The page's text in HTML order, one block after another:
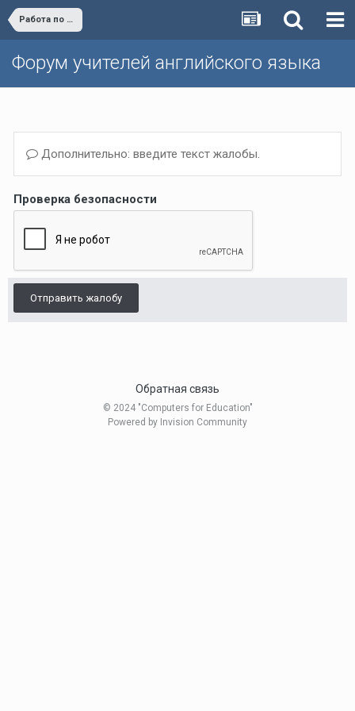
Работа по ФГОС
Форум учителей английского языка
Дополнительно: введите текст жалобы.
Проверка безопасности
Отправить жалобу
Обратная связь
© 2024 "Computers for Education"
Powered by Invision Community